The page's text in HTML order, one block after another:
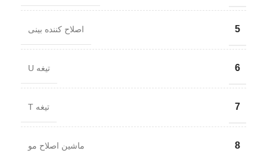
5 اصلاح کننده بینی
6 تیغه U
7 تیغه T
8 ماشین اصلاح مو